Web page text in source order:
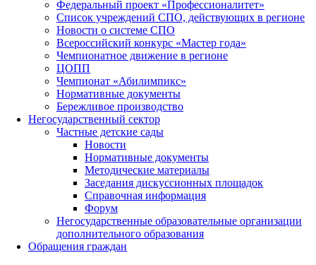
Федеральный проект «Профессионалитет»
Список учреждений СПО, действующих в регионе
Новости о системе СПО
Всероссийский конкурс «Мастер года»
Чемпионатное движение в регионе
ЦОПП
Чемпионат «Абилимпикс»
Нормативные документы
Бережливое производство
Негосударственный сектор
Частные детские сады
Новости
Нормативные документы
Методические материалы
Заседания дискуссионных площадок
Справочная информация
Форум
Негосударственные образовательные организации
дополнительного образования
Обращения граждан